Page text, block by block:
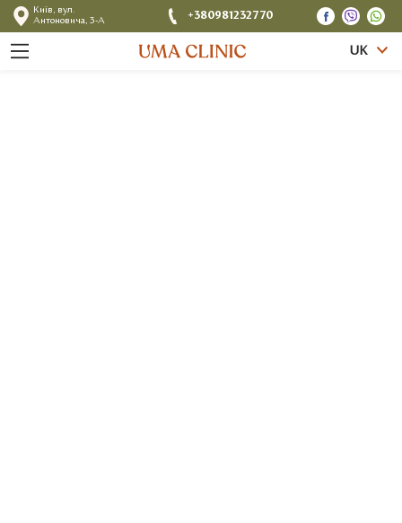
Київ, вул.
Антоновича, 3-А
+380981232770
UK